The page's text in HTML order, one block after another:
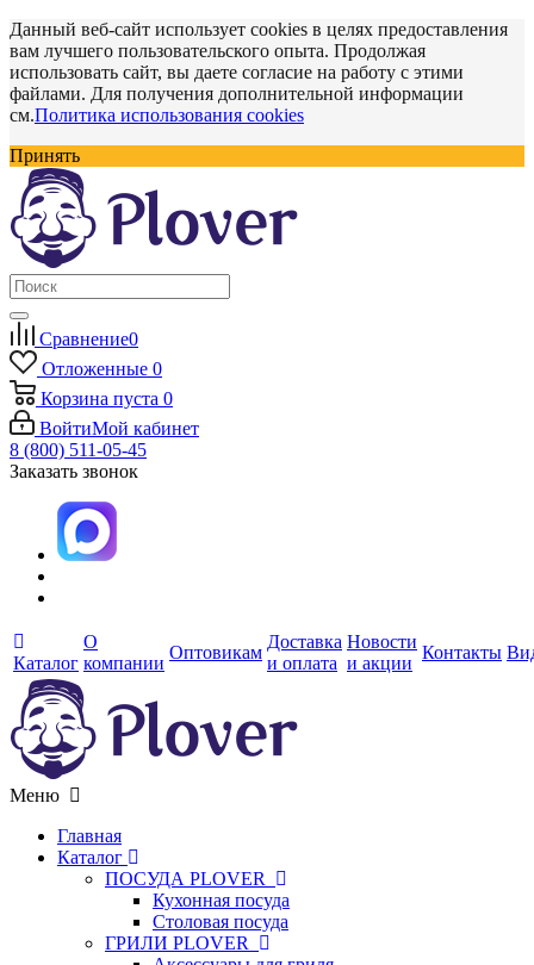
Данный веб-сайт использует cookies в целях предоставления
вам лучшего пользовательского опыта. Продолжая
использовать сайт, вы даете согласие на работу с этими
файлами. Для получения дополнительной информации
см.Политика использования cookies
Принять
Сравнение0
Отложенные 0
Корзина пуста 0
ВойтиМой кабинет
8 (800) 511-05-45
Заказать звонок
Каталог
О
компании
Оптовикам
Доставка
и оплата
Новости
и акции
Контакты
Меню
Главная
Каталог
ПОСУДА PLOVER
Кухонная посуда
Столовая посуда
ГРИЛИ PLOVER